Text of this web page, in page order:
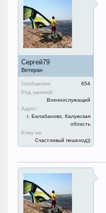
Сергей79
Ветеран
Сообщения:
654
Род занятий:
Военнослужащий
Адрес:
г. Балабаново, Калужская
область
Езжу на:
Счастливый пешеход))